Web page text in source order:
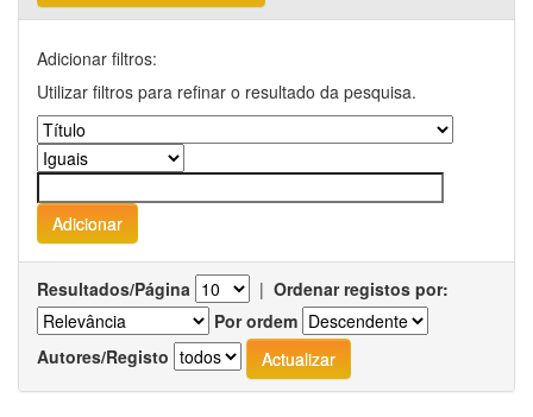
Adicionar filtros:
Utilizar filtros para refinar o resultado da pesquisa.
Resultados/Página | Ordenar registos por:
Por ordem
Autores/Registo